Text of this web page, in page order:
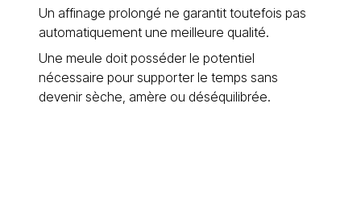
Un affinage prolongé ne garantit toutefois pas
automatiquement une meilleure qualité.
Une meule doit posséder le potentiel
nécessaire pour supporter le temps sans
devenir sèche, amère ou déséquilibrée.